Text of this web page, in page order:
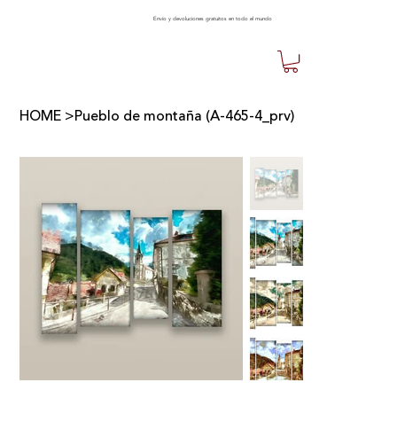
Envío y devoluciones gratuitos en todo el mundo
HOME >Pueblo de montaña (A-465-4_prv)